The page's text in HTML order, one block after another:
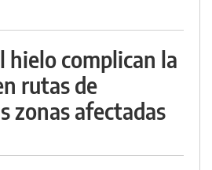
hielo complican la
rutas de
zonas afectadas